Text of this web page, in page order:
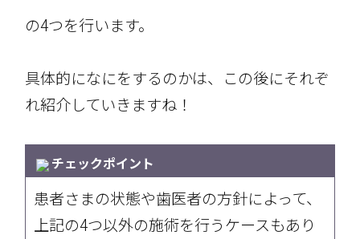
の4つを行います。
具体的になにをするのかは、この後にそれぞ
れ紹介していきますね！
チェックポイント
患者さまの状態や歯医者の方針によって、
上記の4つ以外の施術を行うケースもあり